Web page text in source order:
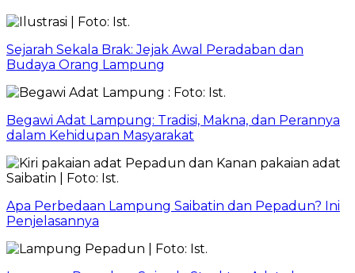
Sejarah Sekala Brak: Jejak Awal Peradaban dan
Budaya Orang Lampung
Begawi Adat Lampung: Tradisi, Makna, dan Perannya
dalam Kehidupan Masyarakat
Apa Perbedaan Lampung Saibatin dan Pepadun? Ini
Penjelasannya